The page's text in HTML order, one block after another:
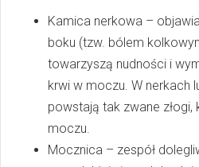
Kamica nerkowa –
boku (tzw. bólem
towarzyszą nudności i
krwi w moczu. W nerkach
powstają tak zwane złogi,
moczu.
Mocznica – zespół